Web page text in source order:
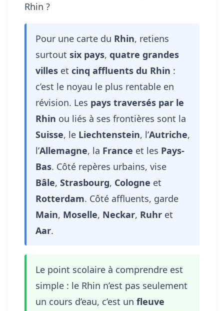
Rhin ?
Pour une carte du Rhin, retiens
surtout six pays, quatre grandes
villes et cinq affluents du Rhin :
c’est le noyau le plus rentable en
révision. Les pays traversés par le
Rhin ou liés à ses frontières sont la
Suisse, le Liechtenstein, l’Autriche,
l’Allemagne, la France et les Pays-
Bas. Côté repères urbains, vise
Bâle, Strasbourg, Cologne et
Rotterdam. Côté affluents, garde
Main, Moselle, Neckar, Ruhr et
Aar.
Le point scolaire à comprendre est
simple : le Rhin n’est pas seulement
un cours d’eau, c’est un fleuve